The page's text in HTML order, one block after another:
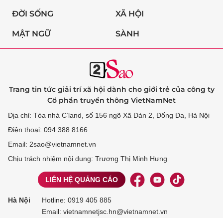
ĐỜI SỐNG XÃ HỘI
MẬT NGỮ SÀNH
Trang tin tức giải trí xã hội dành cho giới trẻ của công ty
Cổ phần truyền thông VietNamNet
Địa chỉ: Tòa nhà C’land, số 156 ngõ Xã Đàn 2, Đống Đa, Hà Nội
Điện thoại: 094 388 8166
Email: 2sao@vietnamnet.vn
Chịu trách nhiệm nội dung: Trương Thị Minh Hưng
LIÊN HỆ QUẢNG CÁO
Hà Nội Hotline: 0919 405 885
Email: vietnamnetjsc.hn@vietnamnet.vn